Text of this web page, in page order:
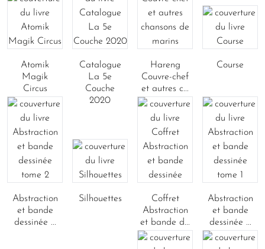
Atomik
Magik
Circus
Catalogue
La 5e
Couche
2020
Hareng
Couvre-chef
et autres c...
Course
Abstraction
et bande
dessinée ...
Silhouettes
Coffret
Abstraction
et bande d...
Abstraction
et bande
dessinée ...